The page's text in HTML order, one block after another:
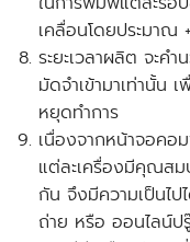
เคลื่อนโดยประมาณ
ระยะเวลาผลิต จะค
มัดจำเข้ามาเท่านั้น
หยุดทำการ
เนื่องจากหน้าจอคอ
แต่ละเครื่องมีคุณส
กัน จึงมีความเป็นไ
ถ่าย หรือ ออนไลน์ป